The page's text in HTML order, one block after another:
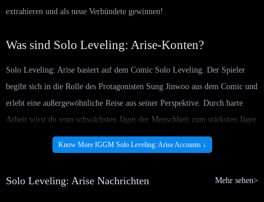
extrahieren und als neue Verbündete gewinnen!
Was sind Solo Leveling: Arise-Konten?
Solo Leveling: Arise basiert auf dem Comic Solo Leveling. Der Spieler
begibt sich in die Rolle des Protagonisten Sung Jinwoo aus dem Comic und
erlebt eine außergewöhnliche Reise aus seiner Perspektive. Durch harte
Arbeit wirst du vom schwächsten Jäger der Menschheit zum stärksten Jäger
der Welt. Letztendlich musst du dein Team aufbauen, deine Strategie
anwenden, alle Tore räumen und Belohnungen erhalten!
Verbesserung der Charakterfähigkeiten oder der Rekrutierung und
Know More IGGM Solo Leveling: Arise Accounts ↓
Solo Leveling: Arise Nachrichten Mehr sehen>